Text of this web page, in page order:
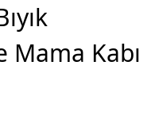
Mama Kabı